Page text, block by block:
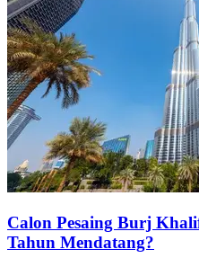
Calon Pesaing Burj
Tahun Mendatang?